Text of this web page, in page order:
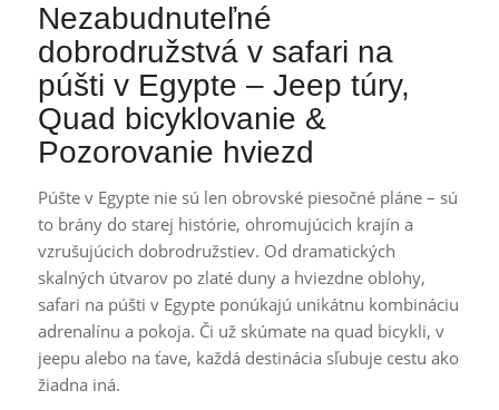
Nezabudnuteľné
dobrodružstvá v safari na
púšti v Egypte – Jeep túry,
Quad bicyklovanie &
Pozorovanie hviezd
Púšte v Egypte nie sú len obrovské piesočné pláne – sú
to brány do starej histórie, ohromujúcich krajín a
vzrušujúcich dobrodružstiev. Od dramatických
skalných útvarov po zlaté duny a hviezdne oblohy,
safari na púšti v Egypte ponúkajú unikátnu kombináciu
adrenalínu a pokoja. Či už skúmate na quad bicykli, v
jeepu alebo na ťave, každá destinácia sľubuje cestu ako
žiadna iná.